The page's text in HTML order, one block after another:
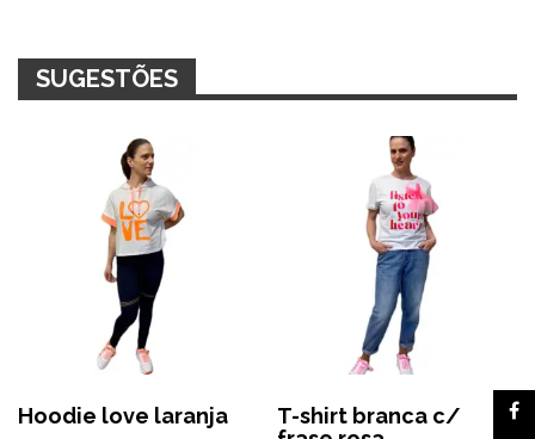
SUGESTÕES
Hoodie love laranja
T-shirt branca c/